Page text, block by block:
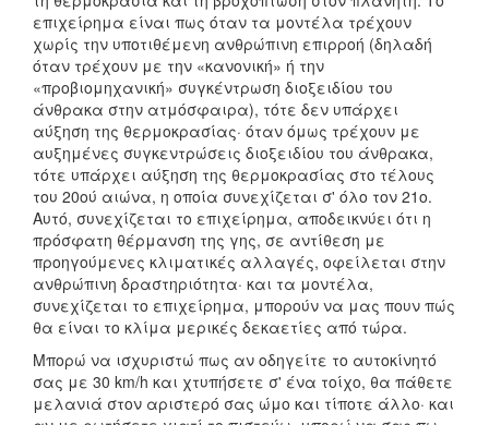
επιχείρημα είναι πως όταν τα μοντέλα τρέχουν
χωρίς την υποτιθέμενη ανθρώπινη επιρροή (δηλαδή
όταν τρέχουν με την «κανονική» ή την
«προβιομηχανική» συγκέντρωση διοξειδίου του
άνθρακα στην ατμόσφαιρα), τότε δεν υπάρχει
αύξηση της θερμοκρασίας· όταν όμως τρέχουν με
αυξημένες συγκεντρώσεις διοξειδίου του άνθρακα,
τότε υπάρχει αύξηση της θερμοκρασίας στο τέλους
του 20ού αιώνα, η οποία συνεχίζεται σ' όλο τον 21ο.
Αυτό, συνεχίζεται το επιχείρημα, αποδεικνύει ότι η
πρόσφατη θέρμανση της γης, σε αντίθεση με
προηγούμενες κλιματικές αλλαγές, οφείλεται στην
ανθρώπινη δραστηριότητα· και τα μοντέλα,
συνεχίζεται το επιχείρημα, μπορούν να μας πουν πώς
θα είναι το κλίμα μερικές δεκαετίες από τώρα.
Μπορώ να ισχυριστώ πως αν οδηγείτε το αυτοκίνητό
σας με 30 km/h και χτυπήσετε σ' ένα τοίχο, θα πάθετε
μελανιά στον αριστερό σας ώμο και τίποτε άλλο· και